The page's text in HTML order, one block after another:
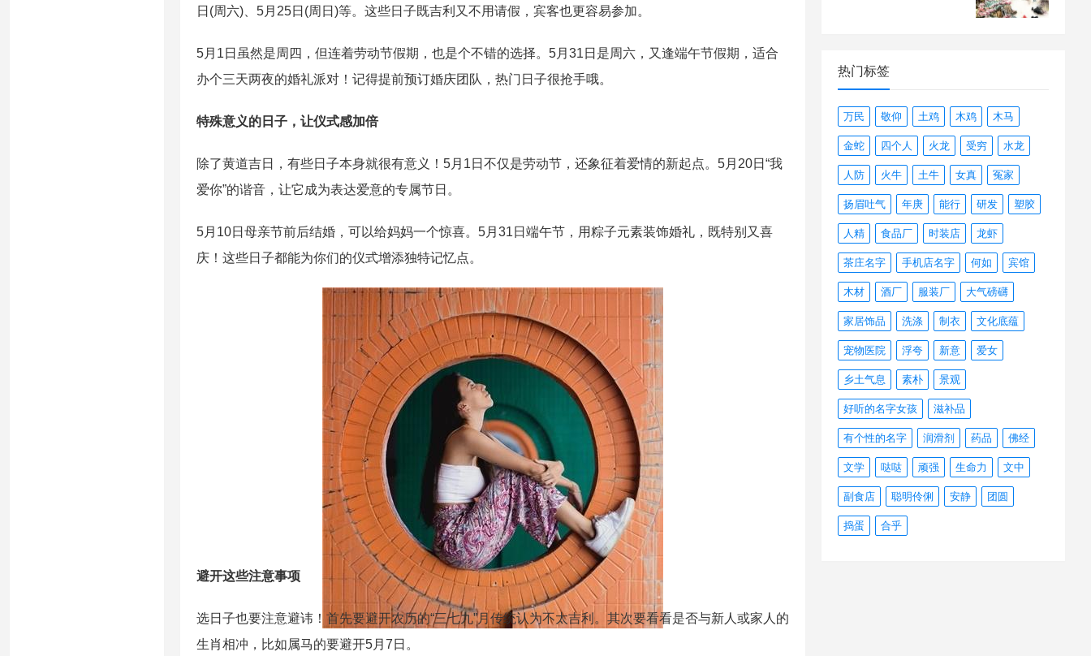
日(周六)、5月25日(周日)等。这些日子既吉利又不用请假，宾客也更容易参加。
5月1日虽然是周四，但连着劳动节假期，也是个不错的选择。5月31日是周六，又逢端午节假期，适合
办个三天两夜的婚礼派对！记得提前预订婚庆团队，热门日子很抢手哦。
特殊意义的日子，让仪式感加倍
除了黄道吉日，有些日子本身就很有意义！5月1日不仅是劳动节，还象征着爱情的新起点。5月20日“我
爱你”的谐音，让它成为表达爱意的专属节日。
5月10日母亲节前后结婚，可以给妈妈一个惊喜。5月31日端午节，用粽子元素装饰婚礼，既特别又喜
庆！这些日子都能为你们的仪式增添独特记忆点。
避开这些注意事项
选日子也要注意避讳！首先要避开农历的“三七九”月传统认为不太吉利。其次要看看是否与新人或家人的
生肖相冲，比如属马的要避开5月7日。
热门标签
万民 敬仰 土鸡 木鸡 木马
金蛇 四个人 火龙 受穷 水龙
人防 火牛 土牛 女真 冤家
扬眉吐气 年庚 能行 研发 塑胶
人精 食品厂 时装店 龙虾
茶庄名字 手机店名字 何如 宾馆
木材 酒厂 服装厂 大气磅礴
家居饰品 洗涤 制衣 文化底蕴
宠物医院 浮夸 新意 爱女
乡土气息 素朴 景观
好听的名字女孩 滋补品
有个性的名字 润滑剂 药品 佛经
文学 哒哒 顽强 生命力 文中
副食店 聪明伶俐 安静 团圆
捣蛋 合乎